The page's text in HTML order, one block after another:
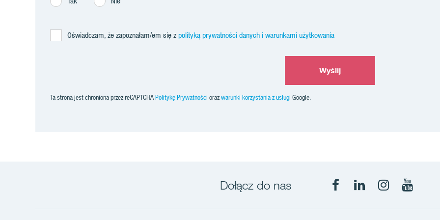
Oświadczam, że zapoznałam/em się z polityką prywatności danych i warunkami użytkowania
Wyślij
Ta strona jest chroniona przez reCAPTCHAPolitykę Prywatności orazwarunki korzystania z usługi Google.
Dołącz do nas